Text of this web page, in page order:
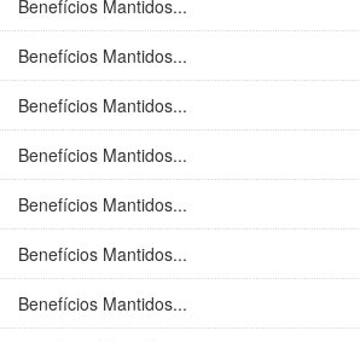
Benefícios Mantidos...
Benefícios Mantidos...
Benefícios Mantidos...
Benefícios Mantidos...
Benefícios Mantidos...
Benefícios Mantidos...
Benefícios Mantidos...